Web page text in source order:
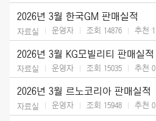
2026년 3월 한국GM 판매실적
자료실 운영자 조회 14876 추천 1
2026년 3월 KG모빌리티 판매실적
자료실 운영자 조회 15035 추천 0
2026년 3월 르노코리아 판매실적
자료실 운영자 조회 15948 추천 0